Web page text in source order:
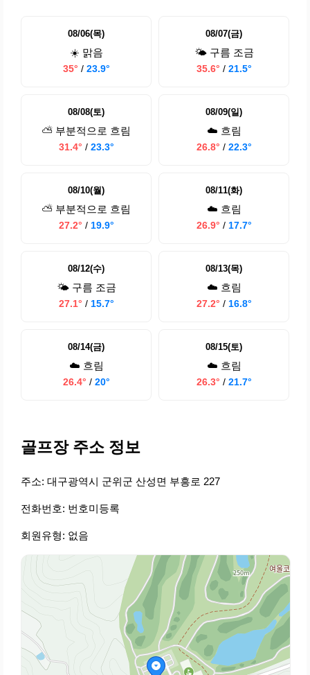
08/06(목)
☀️ 맑음
35° / 23.9°
08/07(금)
🌤️ 구름 조금
35.6° / 21.5°
08/08(토)
⛅ 부분적으로 흐림
31.4° / 23.3°
08/09(일)
☁️ 흐림
26.8° / 22.3°
08/10(월)
⛅ 부분적으로 흐림
27.2° / 19.9°
08/11(화)
☁️ 흐림
26.9° / 17.7°
08/12(수)
🌤️ 구름 조금
27.1° / 15.7°
08/13(목)
☁️ 흐림
27.2° / 16.8°
08/14(금)
☁️ 흐림
26.4° / 20°
08/15(토)
☁️ 흐림
26.3° / 21.7°
골프장 주소 정보
주소: 대구광역시 군위군 산성면 부흥로 227
전화번호: 번호미등록
회원유형: 없음